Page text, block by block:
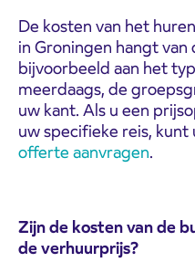
De kosten van het
in Groningen hangt
bijvoorbeeld aan het
meerdaags, de
uw kant. Als u een
uw specifieke reis,
offerte aanvragen.
Zijn de kosten van de
de verhuurprijs?